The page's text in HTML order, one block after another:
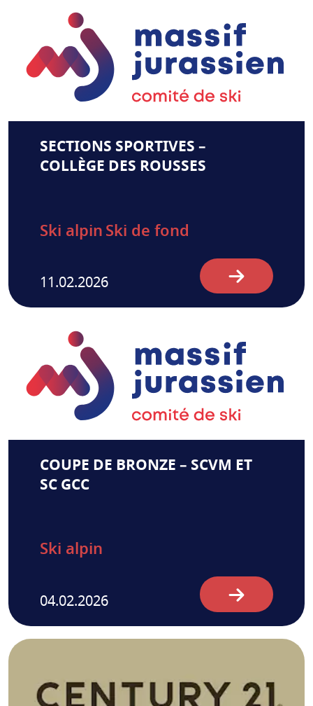
SECTIONS SPORTIVES –
COLLÈGE DES ROUSSES
Ski alpin Ski de fond
11.02.2026
COUPE DE BRONZE – SCVM ET
SC GCC
Ski alpin
04.02.2026